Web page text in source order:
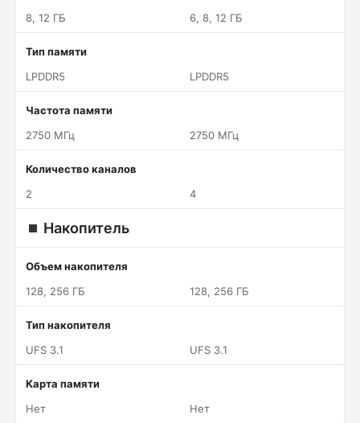
8, 12 ГБ
6, 8, 12 ГБ
Тип памяти
LPDDR5
LPDDR5
Частота памяти
2750 МГц
2750 МГц
Количество каналов
2
4
Накопитель
Объем накопителя
128, 256 ГБ
128, 256 ГБ
Тип накопителя
UFS 3.1
UFS 3.1
Карта памяти
Нет
Нет